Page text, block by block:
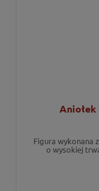
Figura wykonana
o wysokiej